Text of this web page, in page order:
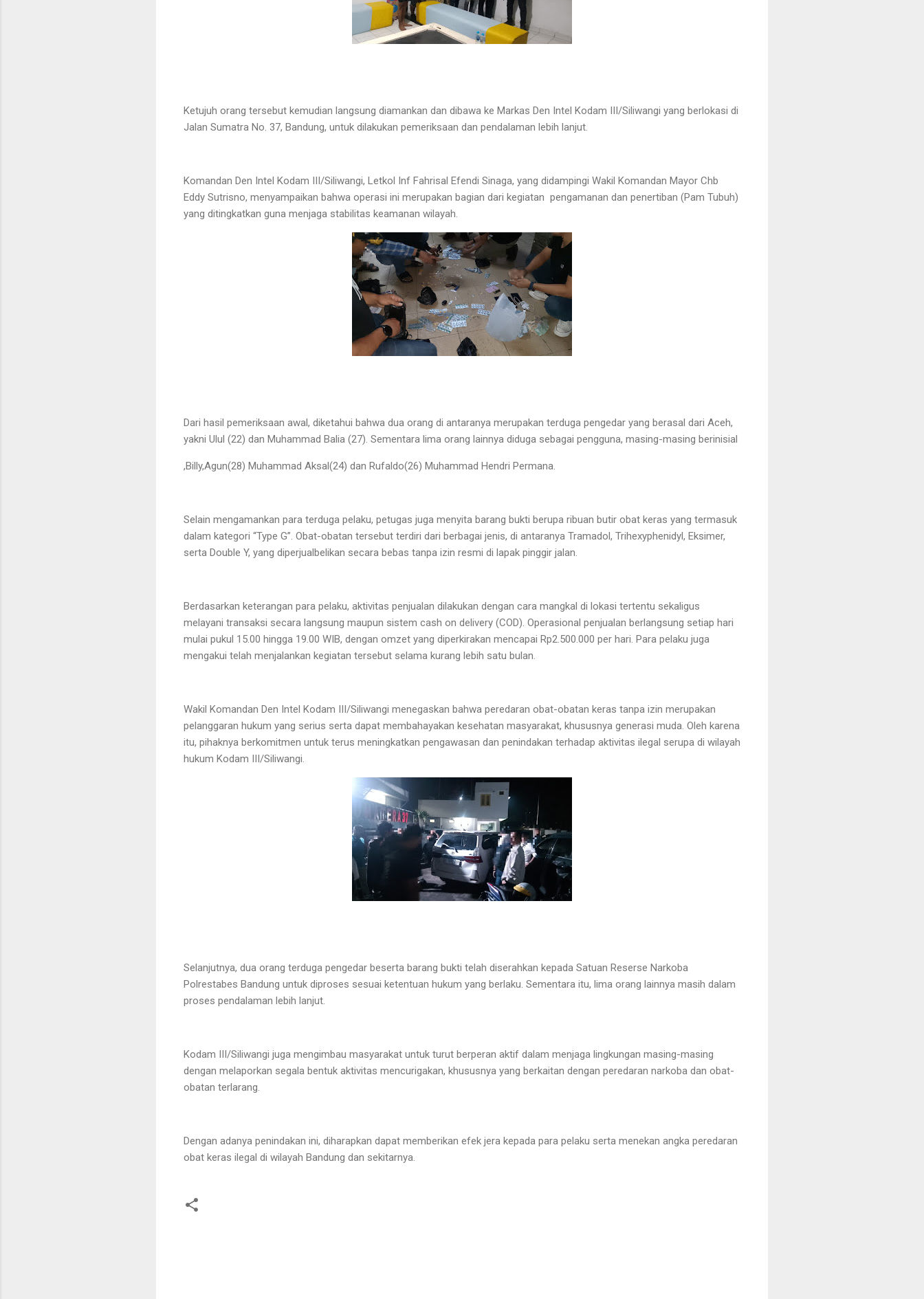
Ketujuh orang tersebut kemudian langsung diamankan dan dibawa ke Markas Den Intel Kodam III/Siliwangi yang berlokasi di
Jalan Sumatra No. 37, Bandung, untuk dilakukan pemeriksaan dan pendalaman lebih lanjut.
Komandan Den Intel Kodam III/Siliwangi, Letkol Inf Fahrisal Efendi Sinaga, yang didampingi Wakil Komandan Mayor Chb
Eddy Sutrisno, menyampaikan bahwa operasi ini merupakan bagian dari kegiatan pengamanan dan penertiban (Pam Tubuh)
yang ditingkatkan guna menjaga stabilitas keamanan wilayah.
Dari hasil pemeriksaan awal, diketahui bahwa dua orang di antaranya merupakan terduga pengedar yang berasal dari Aceh,
yakni Ulul (22) dan Muhammad Balia (27). Sementara lima orang lainnya diduga sebagai pengguna, masing-masing berinisial
,Billy,Agun(28) Muhammad Aksal(24) dan Rufaldo(26) Muhammad Hendri Permana.
Selain mengamankan para terduga pelaku, petugas juga menyita barang bukti berupa ribuan butir obat keras yang termasuk
dalam kategori “Type G”. Obat-obatan tersebut terdiri dari berbagai jenis, di antaranya Tramadol, Trihexyphenidyl, Eksimer,
serta Double Y, yang diperjualbelikan secara bebas tanpa izin resmi di lapak pinggir jalan.
Berdasarkan keterangan para pelaku, aktivitas penjualan dilakukan dengan cara mangkal di lokasi tertentu sekaligus
melayani transaksi secara langsung maupun sistem cash on delivery (COD). Operasional penjualan berlangsung setiap hari
mulai pukul 15.00 hingga 19.00 WIB, dengan omzet yang diperkirakan mencapai Rp2.500.000 per hari. Para pelaku juga
mengakui telah menjalankan kegiatan tersebut selama kurang lebih satu bulan.
Wakil Komandan Den Intel Kodam III/Siliwangi menegaskan bahwa peredaran obat-obatan keras tanpa izin merupakan
pelanggaran hukum yang serius serta dapat membahayakan kesehatan masyarakat, khususnya generasi muda. Oleh karena
itu, pihaknya berkomitmen untuk terus meningkatkan pengawasan dan penindakan terhadap aktivitas ilegal serupa di wilayah
hukum Kodam III/Siliwangi.
Selanjutnya, dua orang terduga pengedar beserta barang bukti telah diserahkan kepada Satuan Reserse Narkoba
Polrestabes Bandung untuk diproses sesuai ketentuan hukum yang berlaku. Sementara itu, lima orang lainnya masih dalam
proses pendalaman lebih lanjut.
Kodam III/Siliwangi juga mengimbau masyarakat untuk turut berperan aktif dalam menjaga lingkungan masing-masing
dengan melaporkan segala bentuk aktivitas mencurigakan, khususnya yang berkaitan dengan peredaran narkoba dan obat-
obatan terlarang.
Dengan adanya penindakan ini, diharapkan dapat memberikan efek jera kepada para pelaku serta menekan angka peredaran
obat keras ilegal di wilayah Bandung dan sekitarnya.